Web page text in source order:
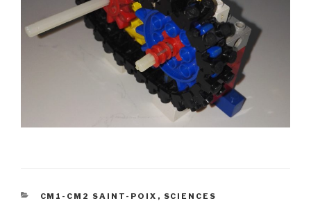
CATÉGORIES
CM1-CM2 SAINT-POIX , SCIENCES